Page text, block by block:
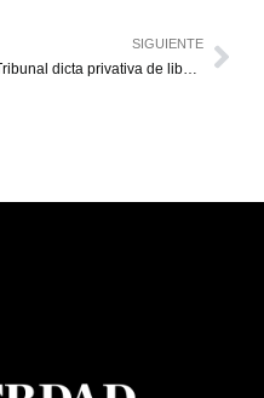
SIGUIENTE
Tribunal dicta privativa de libertad a Jerónimo Gil